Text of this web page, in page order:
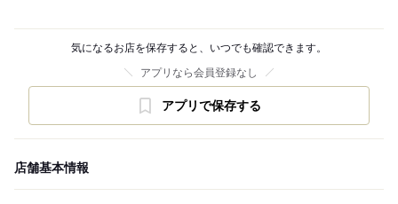
気になるお店を保存すると、いつでも確認できます。
アプリなら会員登録なし
アプリで保存する
店舗基本情報